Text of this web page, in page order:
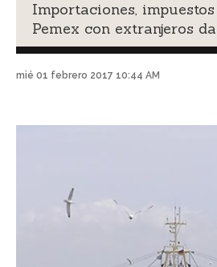
Importaciones,
Pemex con extranjeros
mié 01 febrero 2017 10:44 AM